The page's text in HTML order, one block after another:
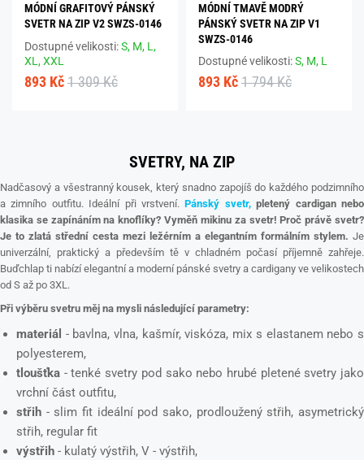
MÓDNÍ GRAFITOVÝ PÁNSKÝ
SVETR NA ZIP V2 SWZS-0146
Dostupné velikosti:S, M, L,
XL,XXL
893 Kč 1 309 Kč
MÓDNÍ TMAVĚ MODRÝ
PÁNSKÝ SVETR NA ZIP V1
SWZS-0146
Dostupné velikosti:S, M, L
893 Kč 1 794 Kč
SVETRY, NA ZIP
Nadčasový a všestranný kousek, který snadno zapojíš do každého podzimního
a zimního outfitu. Ideální při vrstvení.Pánský svetr, pletený cardigan nebo
klasika se zapínáním na knoflíky? Vyměň mikinu za svetr! Proč právě svetr?
Je to zlatá střední cesta mezi ležérním a elegantním formálním stylem. Je
univerzální, praktický a především tě v chladném počasí příjemně zahřeje.
Buďchlap ti nabízí elegantní a moderní pánské svetry a cardigany ve velikostech
od S až po 3XL.
Při výběru svetru měj na mysli následující parametry:
materiál - bavlna, vlna, kašmír, viskóza, mix s elastanem nebo s
polyesterem,
tloušťka - tenké svetry pod sako nebo hrubé pletené svetry jako
vrchní část outfitu,
střih - slim fit ideální pod sako, prodloužený střih, asymetrický
střih, regular fit
výstřih - kulatý výstřih, V - výstřih,